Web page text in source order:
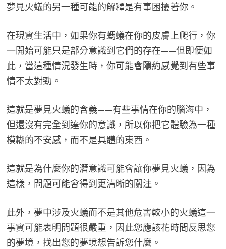
夢見火蟻的另一種可能的解釋是有事困擾著你。
在現實生活中，如果你有螞蟻在你的皮膚上爬行，你
一開始可能只是部分意識到它們的存在——但即便如
此，當這種情況發生時，你可能會隱約感覺到有些事
情不太對勁。
這就是夢見火蟻的含義——有些事情在你的腦海中，
但還沒有完全到達你的意識，所以你把它體驗為一種
模糊的不安感，而不是具體的東西。
這就是為什麼你的潛意識可能會讓你夢見火蟻，因為
這樣，問題可能會得到更清晰的關注。
此外，夢中涉及火蟻而不是其他危害較小的火蟻這一
事實可能表明問題很嚴重，因此您應該花時間反思您
的夢境，找出您的夢境想告訴您什麼。